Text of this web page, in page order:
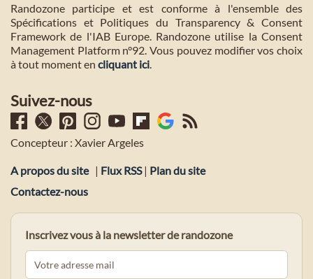
Randozone participe et est conforme à l'ensemble des
Spécifications et Politiques du Transparency & Consent
Framework de l'IAB Europe. Randozone utilise la Consent
Management Platform n°92. Vous pouvez modifier vos choix
à tout moment en cliquant ici
Suivez-nous
Concepteur : Xavier Argeles
A propos du site | Flux RSS| Plan du site
Contactez-nous
Inscrivez vous à la newsletter de randozone